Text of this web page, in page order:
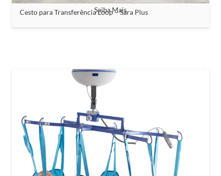
Cesto para Transferência Loop – Sara Plus
Saiba Mais